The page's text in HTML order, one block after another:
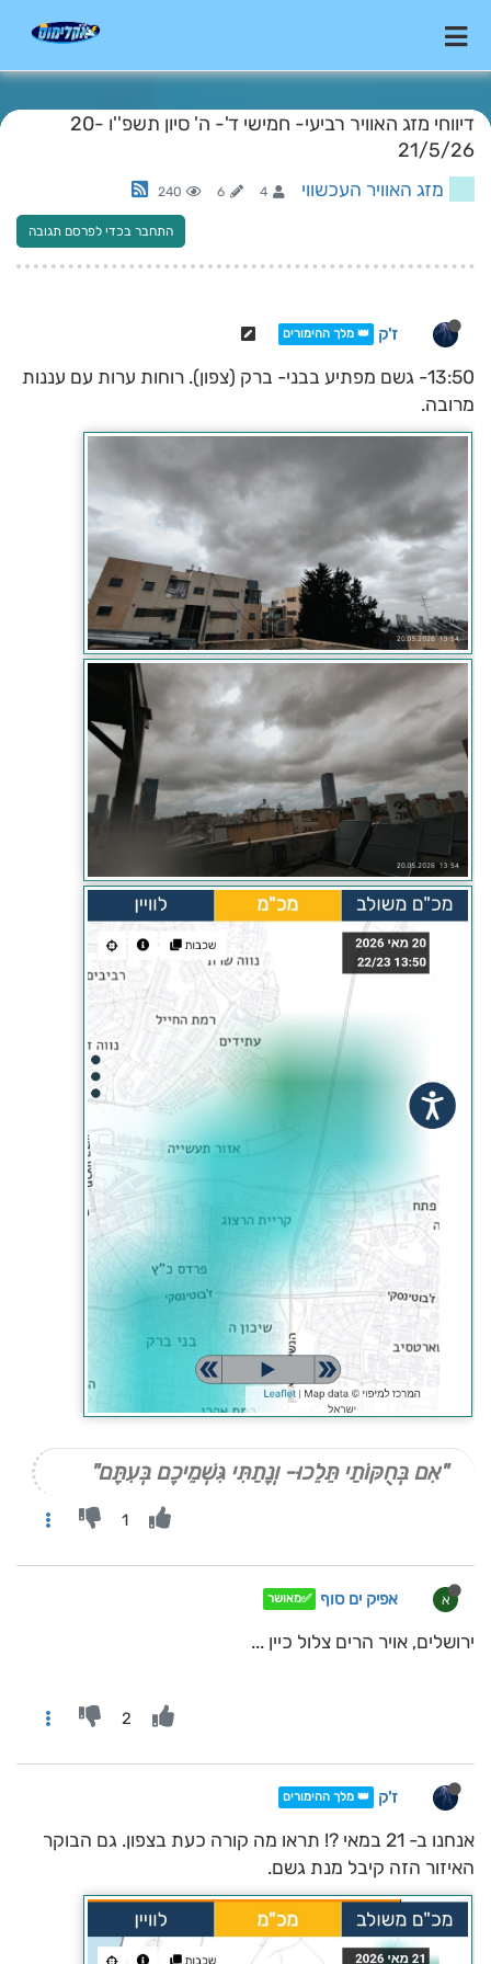
דיווחי מזג האוויר רביעי- חמישי ד'- ה' סיון תשפ''ו 20-
21/5/26
מזג האוויר העכשווי 4
6
240
התחבר בכדי לפרסם תגובה
ז'ק 👑 מלך ההימורים
13:50- גשם מפתיע בבני- ברק (צפון). רוחות ערות עם עננות
מרובה.
"אִם בְּחֻקּוֹתַי תֵּלֵכוּ- וְנָתַתִּי גִּשְׁמֵיכֶם בְּעִתָּם"
1
א אפיק ים סוף ✅מאושר
ירושלים, אויר הרים צלול כיין ...
2
ז'ק 👑 מלך ההימורים
אנחנו ב- 21 במאי ?! תראו מה קורה כעת בצפון. גם הבוקר
האיזור הזה קיבל מנת גשם.